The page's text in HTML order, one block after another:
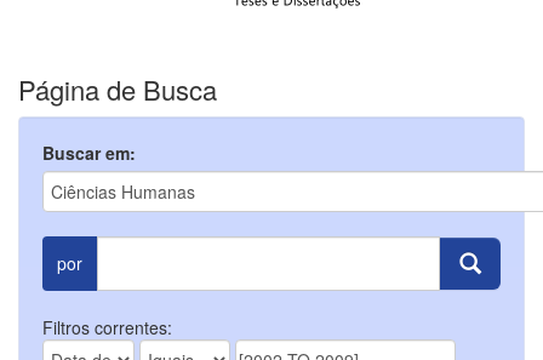
Página de Busca
Buscar em:
por
Filtros correntes: